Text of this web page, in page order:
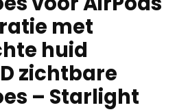
met
huid
zichtbare
– Starlight